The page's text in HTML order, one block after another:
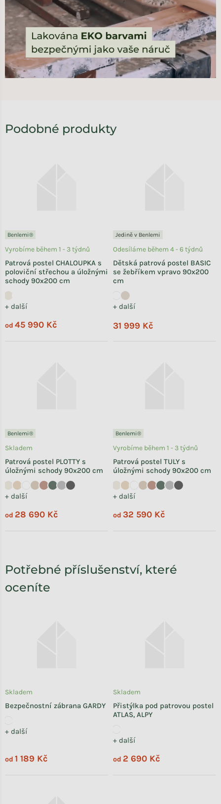
Benlemi®
Patrová postel CHALOUPKA s
poloviční střechou a úložnými
schody 90x200 cm
+ další
Vyrobíme během 1 - 3 týdnů
od 45 990 Kč
Jedině v Benlemi
Dětská patrová postel BASIC
se žebříkem vpravo 90x200
cm
+ další
Odesíláme během 4 - 6 týdnů
31 999 Kč
Benlemi®
Patrová postel PLOTTY s
úložnými schody 90x200 cm
+ další
Skladem
od 28 690 Kč
Benlemi®
Patrová postel TULY s
úložnými schody 90x200 cm
+ další
Vyrobíme během 1 - 3 týdnů
od 32 590 Kč
Potřebné příslušenství, které
oceníte
Bezpečnostní zábrana GARDY
+ další
Skladem
od 1 189 Kč
Přistýlka pod patrovou postel
ATLAS, ALPY
+ další
Skladem
od 2 690 Kč